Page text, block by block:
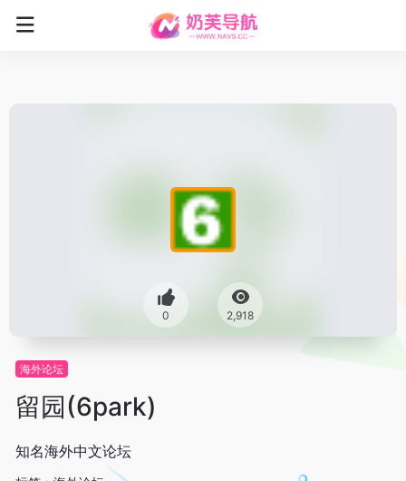
0 2,918
海外论坛
留园(6park)
知名海外中文论坛